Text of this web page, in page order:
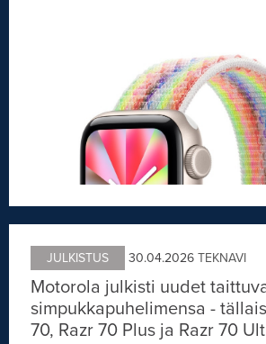
JULKISTUS 30.04.2026 TEKNAVI
Motorola julkisti uudet
simpukkapuhelimensa -
70, Razr 70 Plus ja Razr 70